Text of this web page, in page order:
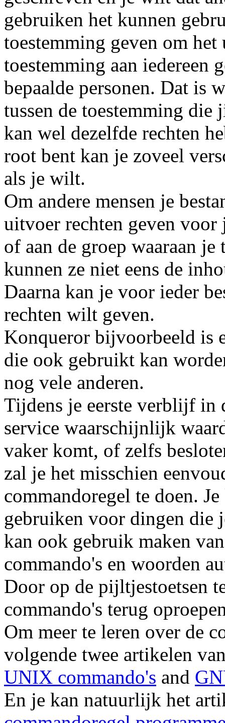
gebruiken het kunnen
toestemming geven om
toestemming aan iedereen
bepaalde personen. Dat is
tussen de toestemming die
kan wel dezelfde rechten
root bent kan je zoveel
als je wilt.
Om andere mensen je
uitvoer rechten geven
of aan de groep waaraan
kunnen ze niet eens de
Daarna kan je voor ieder
rechten wilt geven.
Konqueror bijvoorbeeld is
die ook gebruikt kan
nog vele anderen.
Tijdens je eerste verblijf in
service waarschijnlijk
vaker komt, of zelfs
zal je het misschien
commandoregel te doen.
gebruiken voor dingen die
kan ook gebruik maken
commando's en woorden
Door op de pijltjestoetsen
commando's terug
Om meer te leren over de
volgende twee artikelen
UNIX commando's and
En je kan natuurlijk het